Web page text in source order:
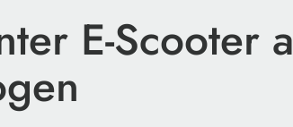
E-Scooter